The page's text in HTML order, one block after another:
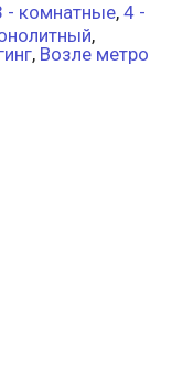
- комнатные, 4 -
,
, Возле метро